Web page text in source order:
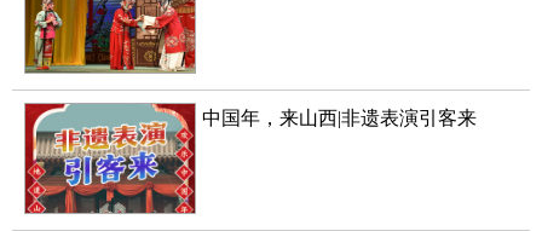
中国年，来山西|非遗表演引客来